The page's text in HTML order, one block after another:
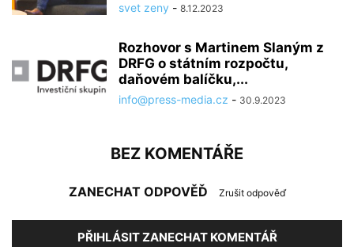
svet zeny - 8.12.2023
Rozhovor s Martinem Slaným z
DRFG o státním rozpočtu,
daňovém balíčku,...
info@press-media.cz - 30.9.2023
BEZ KOMENTÁŘE
ZANECHAT ODPOVĚĎ Zrušit odpověď
PŘIHLÁSIT ZANECHAT KOMENTÁŘ